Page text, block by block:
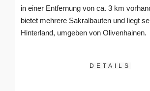
in einer Entfernung von ca. 3 km
bietet mehrere Sakralbauten und liegt
Hinterland, umgeben von Olivenhainen.
DETAILS